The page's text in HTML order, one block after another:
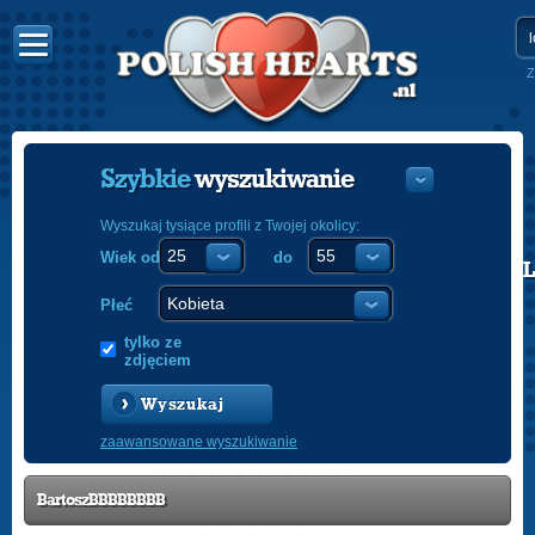
POLISH
Szybkiewyszukiwanie
Wyszukaj tysiące profili z Twojej okolicy:
Wiek od do
Płeć
tylko ze
zdjęciem
Wyszukaj
zaawansowane wyszukiwanie
BartoszBBBBBBBB